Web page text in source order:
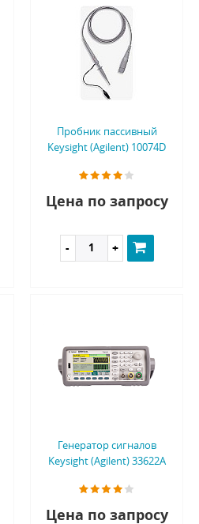
Пробник пассивный
Keysight (Agilent) 10074D
Цена по запросу
Генератор сигналов
Keysight (Agilent) 33622A
Цена по запросу